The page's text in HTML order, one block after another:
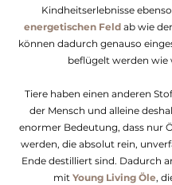
Kindheitserlebnisse
energetischen Feld ab wie
können dadurch genauso
beflügelt werden wie
Tiere haben einen anderen
der Mensch und alleine
enormer Bedeutung, dass nur
werden, die absolut rein,
Ende destilliert sind. Dadurch
mit Young Living Öle,